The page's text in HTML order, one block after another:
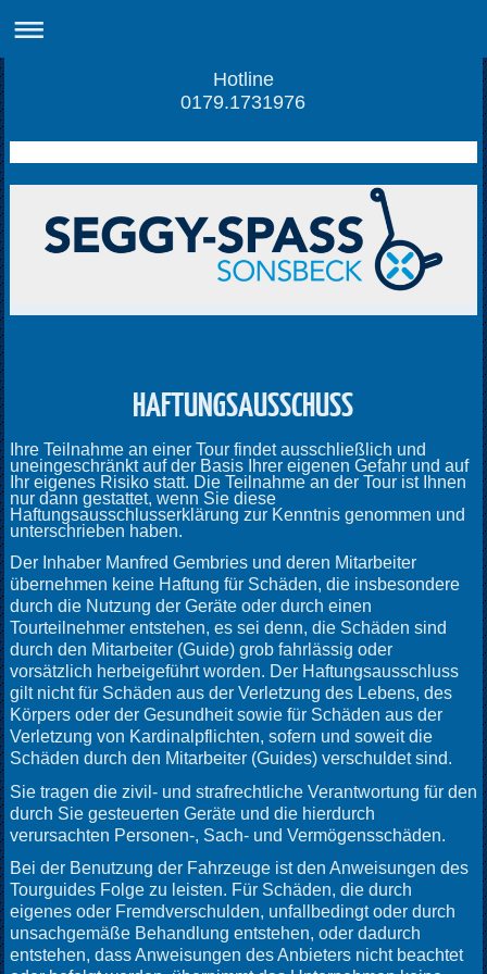
Hotline
0179.1731976
HAFTUNGSAUSSCHUSS
Ihre Teilnahme an einer Tour findet ausschließlich und
uneingeschränkt auf der Basis Ihrer eigenen Gefahr und auf
Ihr eigenes Risiko statt. Die Teilnahme an der Tour ist Ihnen
nur dann gestattet, wenn Sie diese
Haftungsausschlusserklärung zur Kenntnis genommen und
unterschrieben haben.
Der Inhaber Manfred Gembries und deren Mitarbeiter
übernehmen keine Haftung für Schäden, die insbesondere
durch die Nutzung der Geräte oder durch einen
Tourteilnehmer entstehen, es sei denn, die Schäden sind
durch den Mitarbeiter (Guide) grob fahrlässig oder
vorsätzlich herbeigeführt worden. Der Haftungsausschluss
gilt nicht für Schäden aus der Verletzung des Lebens, des
Körpers oder der Gesundheit sowie für Schäden aus der
Verletzung von Kardinalpflichten, sofern und soweit die
Schäden durch den Mitarbeiter (Guides) verschuldet sind.
Sie tragen die zivil- und strafrechtliche Verantwortung für den
durch Sie gesteuerten Geräte und die hierdurch
verursachten Personen-, Sach- und Vermögensschäden.
Bei der Benutzung der Fahrzeuge ist den Anweisungen des
Tourguides Folge zu leisten. Für Schäden, die durch
eigenes oder Fremdverschulden, unfallbedingt oder durch
unsachgemäße Behandlung entstehen, oder dadurch
entstehen, dass Anweisungen des Anbieters nicht beachtet